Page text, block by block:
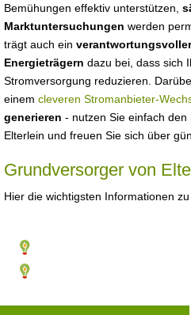
Bemühungen effektiv unterstützen,
Marktuntersuchungen werden
trägt auch ein
Energieträgern dazu bei, dass sich
Stromversorgung reduzieren.
einem cleveren Stromanbieter-
generieren - nutzen Sie einfach
Elterlein und freuen Sie sich über
Grundversorger von
Hier die wichtigsten Informationen